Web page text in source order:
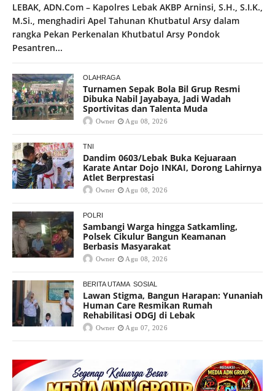
LEBAK, ADN.Com – Kapolres Lebak AKBP Arninsi, S.H., S.I.K.,
M.Si., menghadiri Apel Tahunan Khutbatul Arsy dalam
rangka Pekan Perkenalan Khutbatul Arsy Pondok
Pesantren...
OLAHRAGA
Turnamen Sepak Bola Bil Grup Resmi
Dibuka Nabil Jayabaya, Jadi Wadah
Sportivitas dan Talenta Muda
Owner Agu 08, 2026
TNI
Dandim 0603/Lebak Buka Kejuaraan
Karate Antar Dojo INKAI, Dorong Lahirnya
Atlet Berprestasi
Owner Agu 08, 2026
POLRI
Sambangi Warga hingga Satkamling,
Polsek Cikulur Bangun Keamanan
Berbasis Masyarakat
Owner Agu 08, 2026
BERITA UTAMA SOSIAL
Lawan Stigma, Bangun Harapan: Yunaniah
Human Care Resmikan Rumah
Rehabilitasi ODGJ di Lebak
Owner Agu 07, 2026